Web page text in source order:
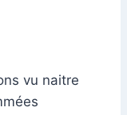
e a
vu naitre